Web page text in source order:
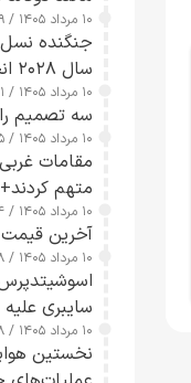
اقدام می‌زند
۱۰ مرداد ۱۴۰۵ / ۱۹:۲۹
سال ۲۰۲۸ انجام می‌شود
۱۰ مرداد ۱۴۰۵ / ۱۹:۱۱
سه تصمیم
۱۰ مرداد ۱۴۰۵ / ۱۸:۱۵
مقامات
متهم
۱۰ مرداد ۱۴۰۵ / ۱۵:۲۴
آخرین قیمت طلا،
۱۰ مرداد ۱۴۰۵ / ۱۳:۰۸
سایبری
۱۰ مرداد ۱۴۰۵ / ۱۲:۱۸
نخستین